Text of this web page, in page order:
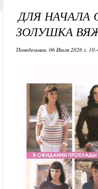
ДЛЯ НАЧАЛА
ЗОЛУШКА
Понедельник, 06 Июля 2026 г.